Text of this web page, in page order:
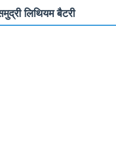
लिथियम बैटरी